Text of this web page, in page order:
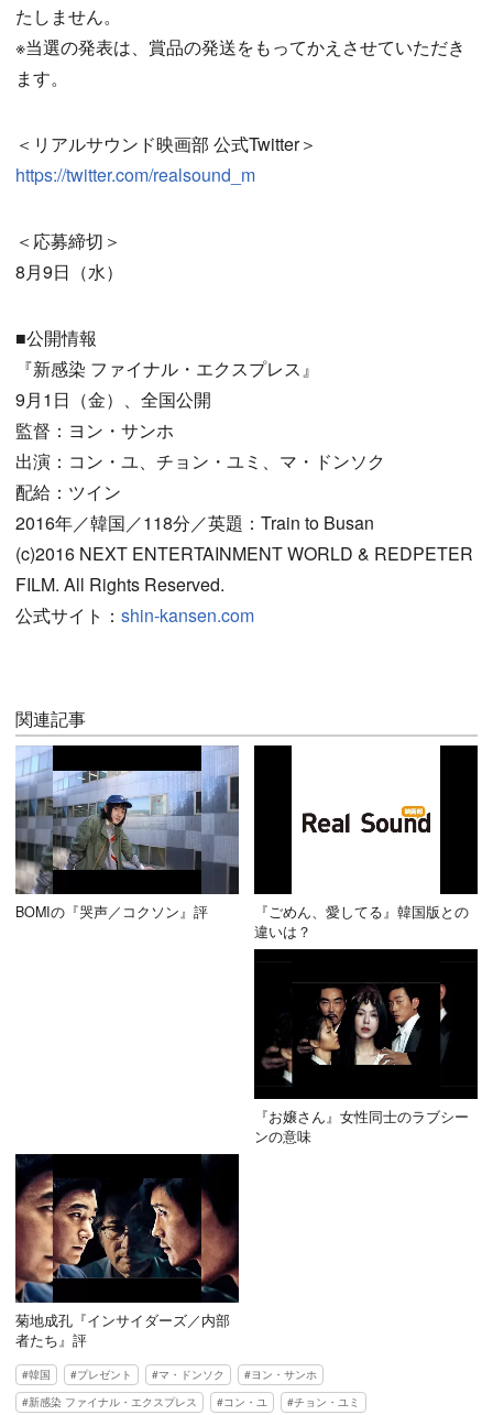
たしません。
※当選の発表は、賞品の発送をもってかえさせていただき
ます。
＜リアルサウンド映画部 公式Twitter＞
https://twitter.com/realsound_m
＜応募締切＞
8月9日（水）
■公開情報
『新感染 ファイナル・エクスプレス』
9月1日（金）、全国公開
監督：ヨン・サンホ
出演：コン・ユ、チョン・ユミ、マ・ドンソク
配給：ツイン
2016年／韓国／118分／英題：Train to Busan
(c)2016 NEXT ENTERTAINMENT WORLD & REDPETER
FILM. All Rights Reserved.
公式サイト： shin-kansen.com
関連記事
BOMIの『哭声／コクソン』評
『ごめん、愛してる』韓国版との
違いは？
『お嬢さん』女性同士のラブシー
ンの意味
菊地成孔『インサイダーズ／内部
者たち』評
韓国 プレゼント マ・ドンソク
ヨン・サンホ
新感染 ファイナル・エクスプレス
コン・ユ チョン・ユミ